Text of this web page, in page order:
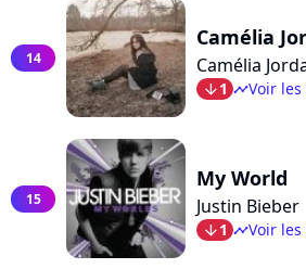
14
Camélia
Camélia
arrow_bot1 timelineVoir les
15
My World
Justin Bieber
arrow_bot1 timelineVoir les